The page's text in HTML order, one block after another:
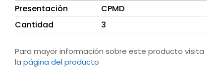
Presentación
CPMD
Cantidad
3
Para mayor información sobre este producto visita
la página del producto